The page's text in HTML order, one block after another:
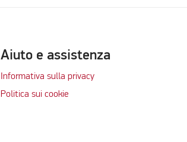
Aiuto e assistenza
Informativa sulla privacy
Politica sui cookie